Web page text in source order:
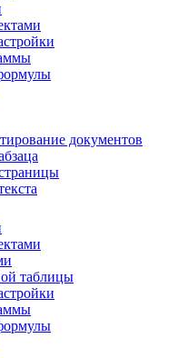
документов
таблицы